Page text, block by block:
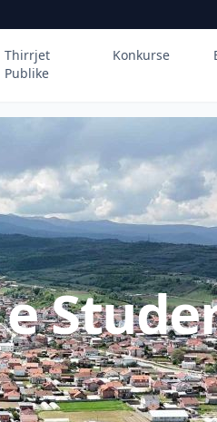
Thirrjet
Publike
Konkurse